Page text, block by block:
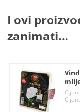
I ovi
zanimati...